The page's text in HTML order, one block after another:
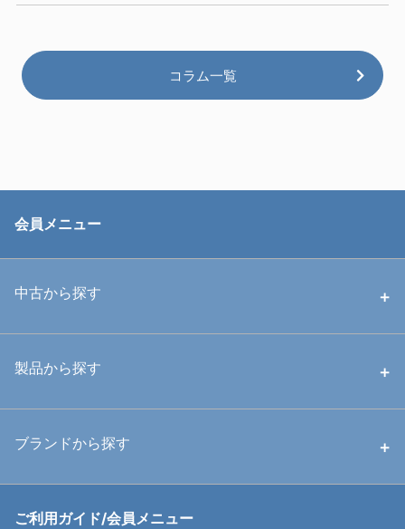
コラム一覧
会員メニュー
中古から探す
中古ハウジング
中古アームシステム
製品から探す
ハウジング
ブランドから探す
RGBlue
ご利用ガイド/会員メニュー